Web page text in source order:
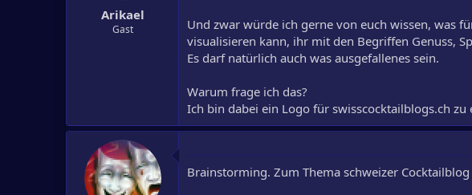
Arikael
Gast
Und zwar würde ich gerne von euch wissen, was
visualisieren kann, ihr mit den Begriffen Genuss,
Es darf natürlich auch was ausgefallenes sein.
Warum frage ich das?
Ich bin dabei ein Logo für swisscocktailblogs.ch
Brainstorming. Zum Thema schweizer